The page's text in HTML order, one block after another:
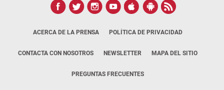
ACERCA DE LA PRENSA POLÍTICA DE PRIVACIDAD
CONTACTA CON NOSOTROS NEWSLETTER MAPA DEL SITIO
PREGUNTAS FRECUENTES